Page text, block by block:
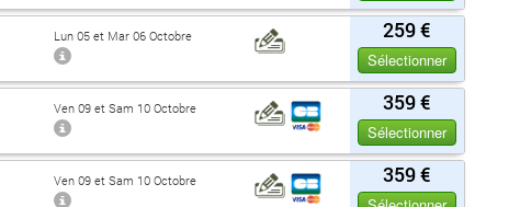
259 €
Sélectionner
Lun 05 et Mar 06 Octobre
359 €
Sélectionner
Ven 09 et Sam 10 Octobre
359 €
Ven 09 et Sam 10 Octobre